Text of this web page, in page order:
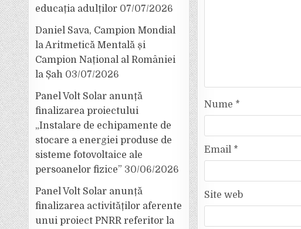
Nume *
Email *
Site web
educația adulților 07/07/2026
Daniel Sava, Campion Mondial
la Aritmetică Mentală și
Campion Național al României
la Șah 03/07/2026
Panel Volt Solar anunță
finalizarea proiectului
„Instalare de echipamente de
stocare a energiei produse de
sisteme fotovoltaice ale
persoanelor fizice” 30/06/2026
Panel Volt Solar anunță
finalizarea activităților aferente
unui proiect PNRR referitor la